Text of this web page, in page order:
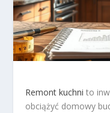
Remont kuchni to
obciążyć domowy